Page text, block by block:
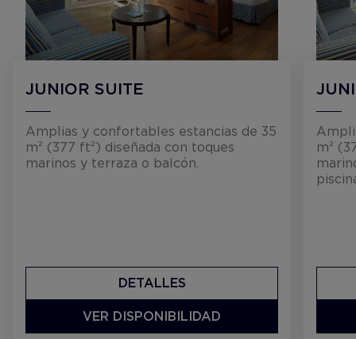
JUNIOR SUITE
Amplias y confortables estancias de 35
m² (377 ft²) diseñada con toques
marinos y terraza o balcón.
DETALLES
VER DISPONIBILIDAD
m²